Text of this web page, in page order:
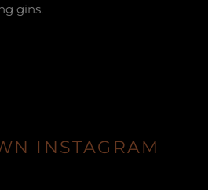
gins.
INSTAGRAM